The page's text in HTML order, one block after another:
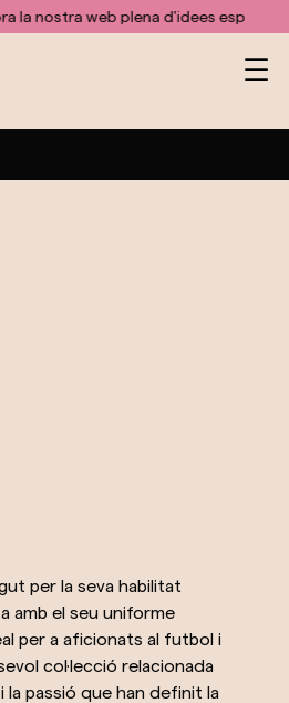
web plena d'idees especials per
☰
per la seva habilitat
amb el seu uniforme
per a aficionats al futbol i
col·lecció relacionada
passió que han definit la